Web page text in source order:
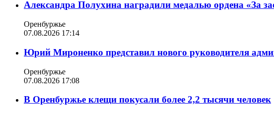
Александра Полухина наградили медалью ордена «За
Оренбуржье
07.08.2026 17:14
Юрий Мироненко представил нового руководителя
Оренбуржье
07.08.2026 17:08
В Оренбуржье клещи покусали более 2,2 тысячи человек